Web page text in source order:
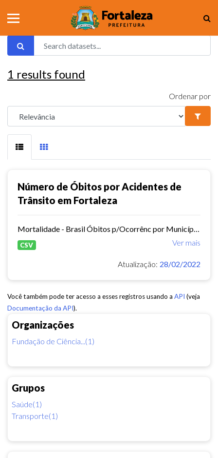
Organizações
Fundação de Ciência...(1)
Grupos
Saúde(1)
Transporte(1)
1 results found
Ordenar por
Número de Óbitos por Acidentes de
Trânsito em Fortaleza
Ver mais
CSV
Atualização: 28/02/2022
Você também pode ter acesso a esses registros usando a API (veja
Documentação da API).